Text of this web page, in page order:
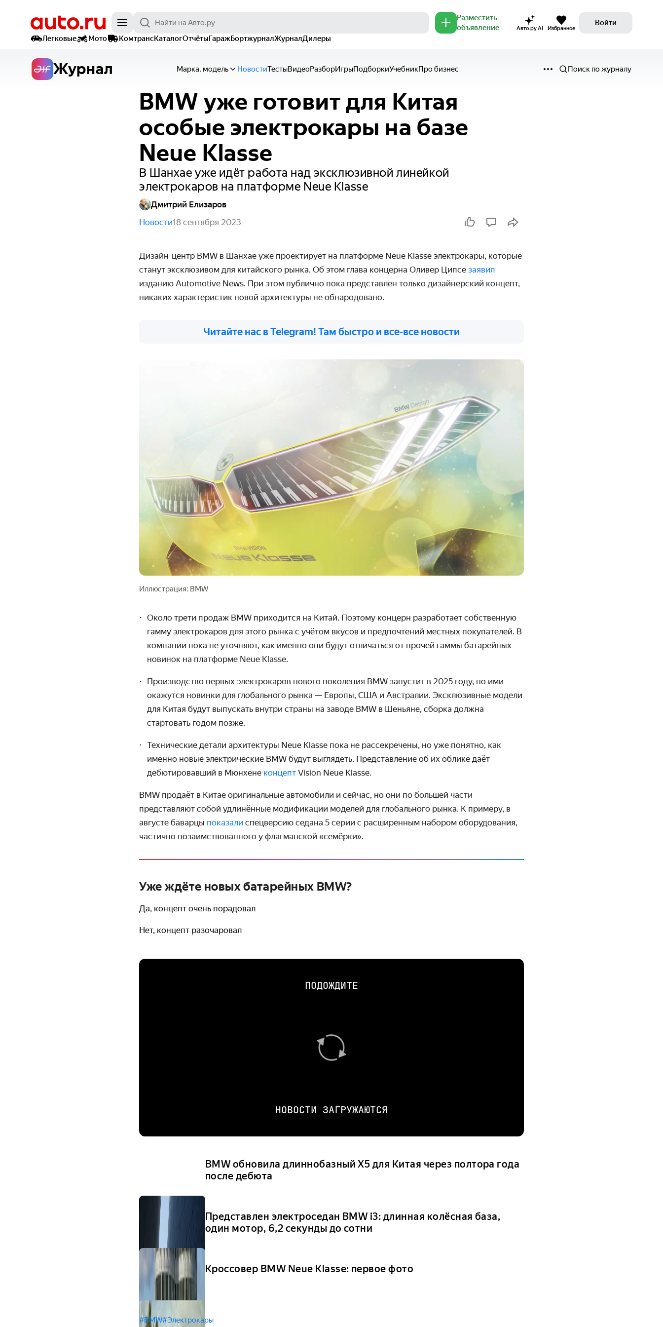
Разместить
объявление
Авто.ру AI Избранное
Войти
Легковые
Мото КомтрансКаталогОтчётыГаражБортжурналЖурналДилеры
Журнал Марка, модель НовостиТестыВидеоРазборИгрыПодборкиУчебникПро бизнес Поиск по журналу
BMW уже готовит для Китая
особые электрокары на базе
Neue Klasse
В Шанхае уже идёт работа над эксклюзивной линейкой
электрокаров на платформе Neue Klasse
Дмитрий Елизаров
Новости18 сентября 2023
Дизайн-центр BMW в Шанхае уже проектирует на платформе Neue Klasse электрокары, которые
станут эксклюзивом для китайского рынка. Об этом глава концерна Оливер Ципсе заявил
изданию Automotive News. При этом публично пока представлен только дизайнерский концепт,
никаких характеристик новой архитектуры не обнародовано.
Читайте нас в Telegram! Там быстро и все-все новости
Иллюстрация: BMW
Около трети продаж BMW приходится на Китай. Поэтому концерн разработает собственную
гамму электрокаров для этого рынка с учётом вкусов и предпочтений местных покупателей. В
компании пока не уточняют, как именно они будут отличаться от прочей гаммы батарейных
новинок на платформе Neue Klasse.
Производство первых электрокаров нового поколения BMW запустит в 2025 году, но ими
окажутся новинки для глобального рынка — Европы, США и Австралии. Эксклюзивные модели
для Китая будут выпускать внутри страны на заводе BMW в Шеньяне, сборка должна
стартовать годом позже.
Технические детали архитектуры Neue Klasse пока не рассекречены, но уже понятно, как
именно новые электрические BMW будут выглядеть. Представление об их облике даёт
дебютировавший в Мюнхене концепт Vision Neue Klasse.
BMW продаёт в Китае оригинальные автомобили и сейчас, но они по большей части
представляют собой удлинённые модификации моделей для глобального рынка. К примеру, в
августе баварцы показали спецверсию седана 5 серии с расширенным набором оборудования,
частично позаимствованного у флагманской «семёрки».
Уже ждёте новых батарейных BMW?
Да, концепт очень порадовал
Нет, концепт разочаровал
ПОДОЖДИТЕ
НОВОСТИ ЗАГРУЖАЮТСЯ
BMW обновила длиннобазный X5 для Китая через полтора года
после дебюта
Представлен электроседан BMW i3: длинная колёсная база,
один мотор, 6,2 секунды до сотни
Кроссовер BMW Neue Klasse: первое фото
#BMW#Электрокары